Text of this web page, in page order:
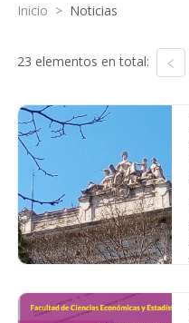
Inicio > Noticias
23 elementos en total: